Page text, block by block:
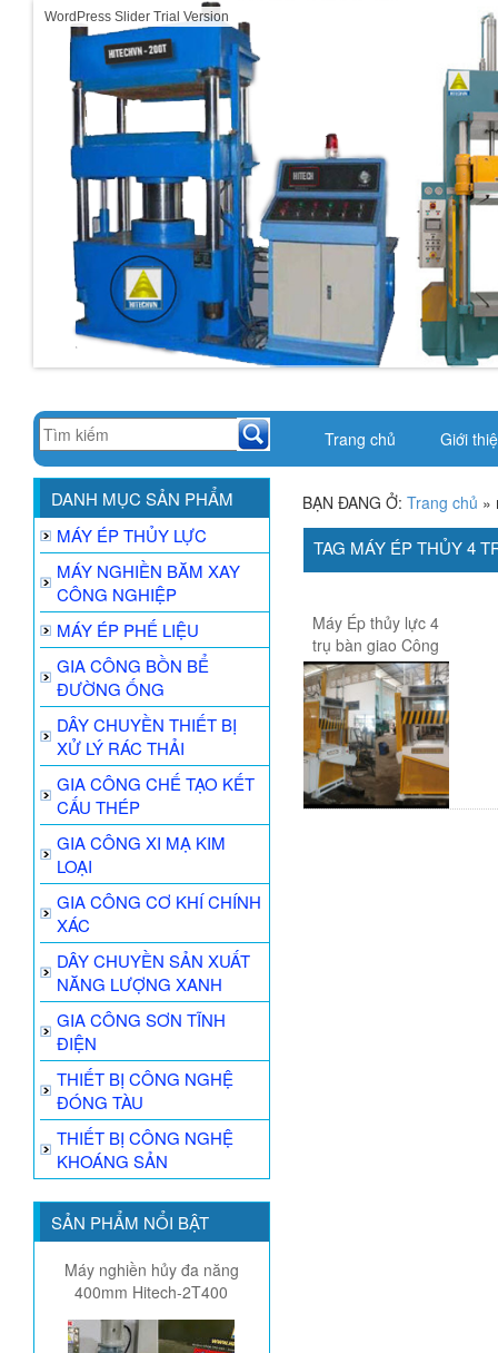
WordPress Slider Trial Version
Trang chủ Giới
DANH MỤC SẢN PHẨM
MÁY ÉP THỦY LỰC
MÁY NGHIỀN BĂM XAY
CÔNG NGHIỆP
MÁY ÉP PHẾ LIỆU
GIA CÔNG BỒN BỂ
ĐƯỜNG ỐNG
DÂY CHUYỀN THIẾT BỊ
XỬ LÝ RÁC THẢI
GIA CÔNG CHẾ TẠO KẾT
CẤU THÉP
GIA CÔNG XI MẠ KIM
LOẠI
GIA CÔNG CƠ KHÍ CHÍNH
XÁC
DÂY CHUYỀN SẢN XUẤT
NĂNG LƯỢNG XANH
GIA CÔNG SƠN TĨNH
ĐIỆN
THIẾT BỊ CÔNG NGHỆ
ĐÓNG TÀU
THIẾT BỊ CÔNG NGHỆ
KHOÁNG SẢN
SẢN PHẨM NỔI BẬT
Máy nghiền hủy đa năng
400mm Hitech-2T400
BẠN ĐANG Ở:Trang chủ »
TAG MÁY ÉP THỦY 4
Máy Ép thủy lực 4
trụ bàn giao Công
ty Japan- MKPT